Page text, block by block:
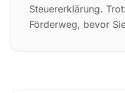
Steuererklärung.
Förderweg, bevor